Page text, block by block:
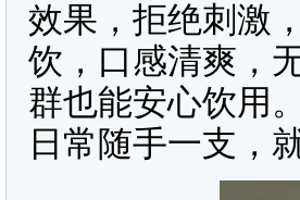
效果，拒绝刺激
饮，口感清爽，
群也能安心饮用
日常随手一支，